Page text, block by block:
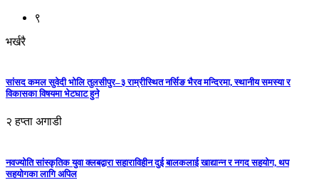
९
भर्खरै
सांसद कमल सुवेदी भोलि तुलसीपुर–३ राम्रीस्थित नर्सिङ भैरव मन्दिरमा, स्थानीय समस्या र
विकासका विषयमा भेटघाट हुने
२ हप्ता अगाडी
नवज्योति सांस्कृतिक युवा क्लबद्वारा सहाराविहीन दुई बालकलाई खाद्यान्न र नगद सहयोग, थप
सहयोगका लागि अपिल